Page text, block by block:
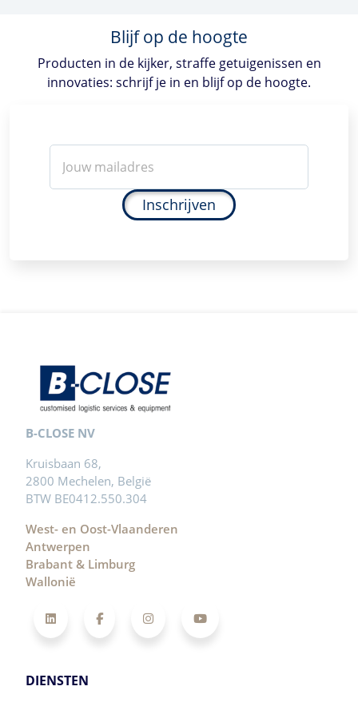
Blijf op de hoogte
Producten in de kijker, straffe getuigenissen en
innovaties: schrijf je in en blijf op de hoogte.
Inschrijven
B-CLOSE NV
Kruisbaan 68,
2800 Mechelen, België
BTW BE0412.550.304
West- en Oost-Vlaanderen
Antwerpen
Brabant & Limburg
Wallonië
LinkedInFacebookInstagramYouTube
DIENSTEN